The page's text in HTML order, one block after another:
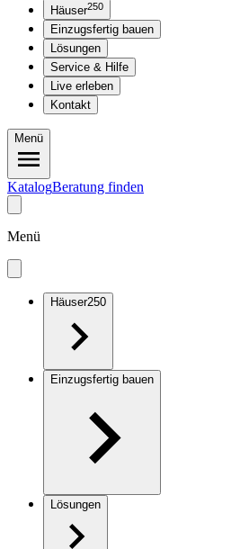
Häuser250
Einzugsfertig bauen
Lösungen
Service & Hilfe
Live erleben
Kontakt
Menü
KatalogBeratung finden
Menü
Häuser250
Einzugsfertig bauen
Lösungen